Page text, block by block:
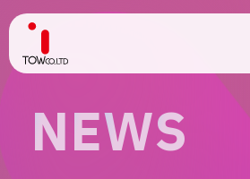
ABOUT US
SERVICE
NEWS